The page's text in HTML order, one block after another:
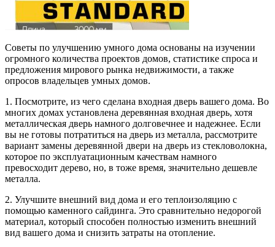
Советы по улучшению умного дома основаны на изучении
огромного количества проектов домов, статистике спроса и
предложения мирового рынка недвижимости, а также
опросов владельцев умных домов.
1. Посмотрите, из чего сделана входная дверь вашего дома. Во
многих домах установлена деревянная входная дверь, хотя
металлическая дверь намного долговечнее и надежнее. Если
вы не готовы потратиться на дверь из металла, рассмотрите
вариант замены деревянной двери на дверь из стекловолокна,
которое по эксплуатационным качествам намного
превосходит дерево, но, в тоже время, значительно дешевле
металла.
2. Улучшите внешний вид дома и его теплоизоляцию с
помощью каменного сайдинга. Это сравнительно недорогой
материал, который способен полностью изменить внешний
вид вашего дома и снизить затраты на отопление.